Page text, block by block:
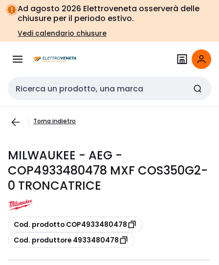
Vai alla
navigazione
Vai
alla
pagina
Ad agosto 2026 Elettroveneta osserverà delle
chiusure per il periodo estivo.
Vedi calendario chiusure
Cerca input
Torna indietro
MILWAUKEE - AEG -
COP4933480478 MXF COS350G2-
0 TRONCATRICE
copia
Cod. prodotto COP4933480478
copia
Cod. produttore 4933480478